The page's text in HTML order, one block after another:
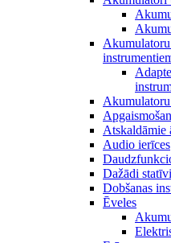
Akumulatoru
Atskaldāmie
Audio ierīces
Dažādi
Dobšanas
Ēveles